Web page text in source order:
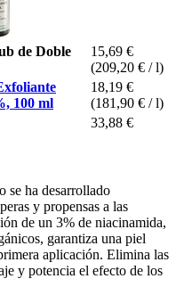
de Doble
15,69 €
(209,20 € / l)
100 ml
18,19 €
(181,90 € / l)
33,88 €
se ha desarrollado
y propensas a las
de un 3% de niacinamida,
garantiza una piel
aplicación. Elimina las
y potencia el efecto de los